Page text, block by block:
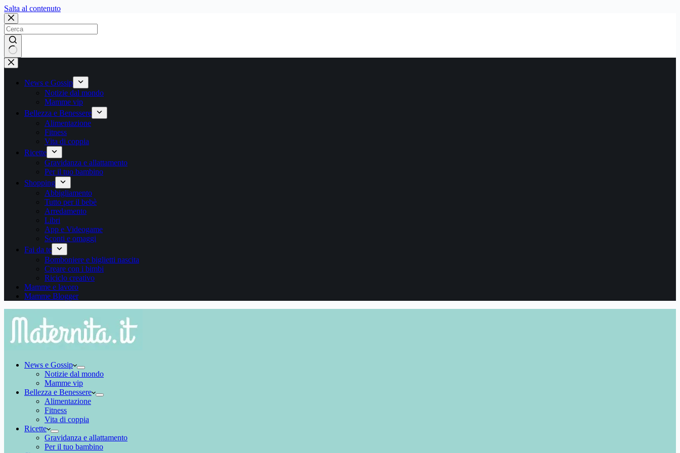
Salta al contenutoSalta
contenuto
Nessun
risultato
News e Gossip
Notizie dal mondo
Mamme vip
Bellezza e Benessere
Alimentazione
Fitness
Vita di coppia
Ricette
Gravidanza e allattamento
Per il tuo bambino
Shopping
Abbigliamento
Tutto per il bebè
Arredamento
Libri
App e Videogame
Sconti e omaggi
Fai da te
Bomboniere e biglietti nascita
Creare con i bimbi
Riciclo creativo
Mamme e lavoro
Mamme Blogger
News e Gossip
Notizie dal mondo
Mamme vip
Bellezza e Benessere
Alimentazione
Fitness
Vita di coppia
Ricette
Gravidanza e allattamento
Per il tuo bambino